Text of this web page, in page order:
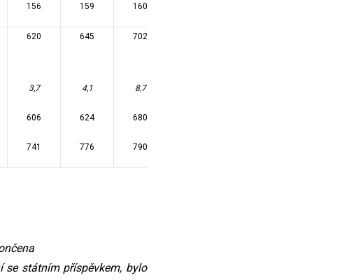
156 159 160
620 645 702
3,7 4,1 8,7
606 624 680
741 776 790
státním příspěvkem, bylo